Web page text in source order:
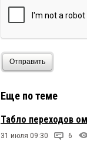
Отправить
Еще по теме
Табло переходов
31 июля 09:30 6